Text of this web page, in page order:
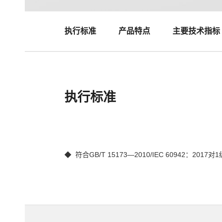
执行标准 产品特点 主要技术指标
执行标准
◆  符合GB/T 15173—2010/IEC 60942：2017对1